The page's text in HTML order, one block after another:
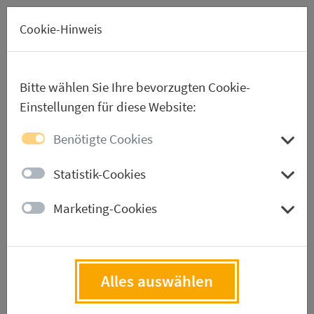
Cookie-Hinweis
Bitte wählen Sie Ihre bevorzugten Cookie-
Einstellungen für diese Website:
Benötigte Cookies
Statistik-Cookies
Marketing-Cookies
Alles auswählen
Aussteller werden